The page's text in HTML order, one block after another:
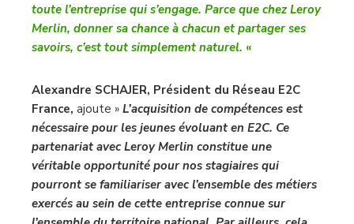
toute l’entreprise qui s’engage. Parce que chez Leroy
Merlin, donner sa chance à chacun et partager ses
savoirs, c’est tout simplement naturel. «
Alexandre SCHAJER, Président du Réseau E2C
France, ajoute » L’acquisition de compétences est
nécessaire pour les jeunes évoluant en E2C. Ce
partenariat avec Leroy Merlin constitue une
véritable opportunité pour nos stagiaires qui
pourront se familiariser avec l’ensemble des métiers
exercés au sein de cette entreprise connue sur